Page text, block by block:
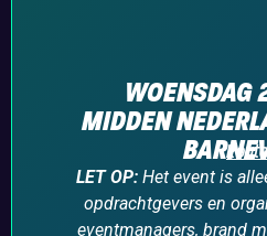
WOENSDAG
MIDDEN
Route
LET OP: Het event is
opdrachtgevers en
eventmanagers, brand